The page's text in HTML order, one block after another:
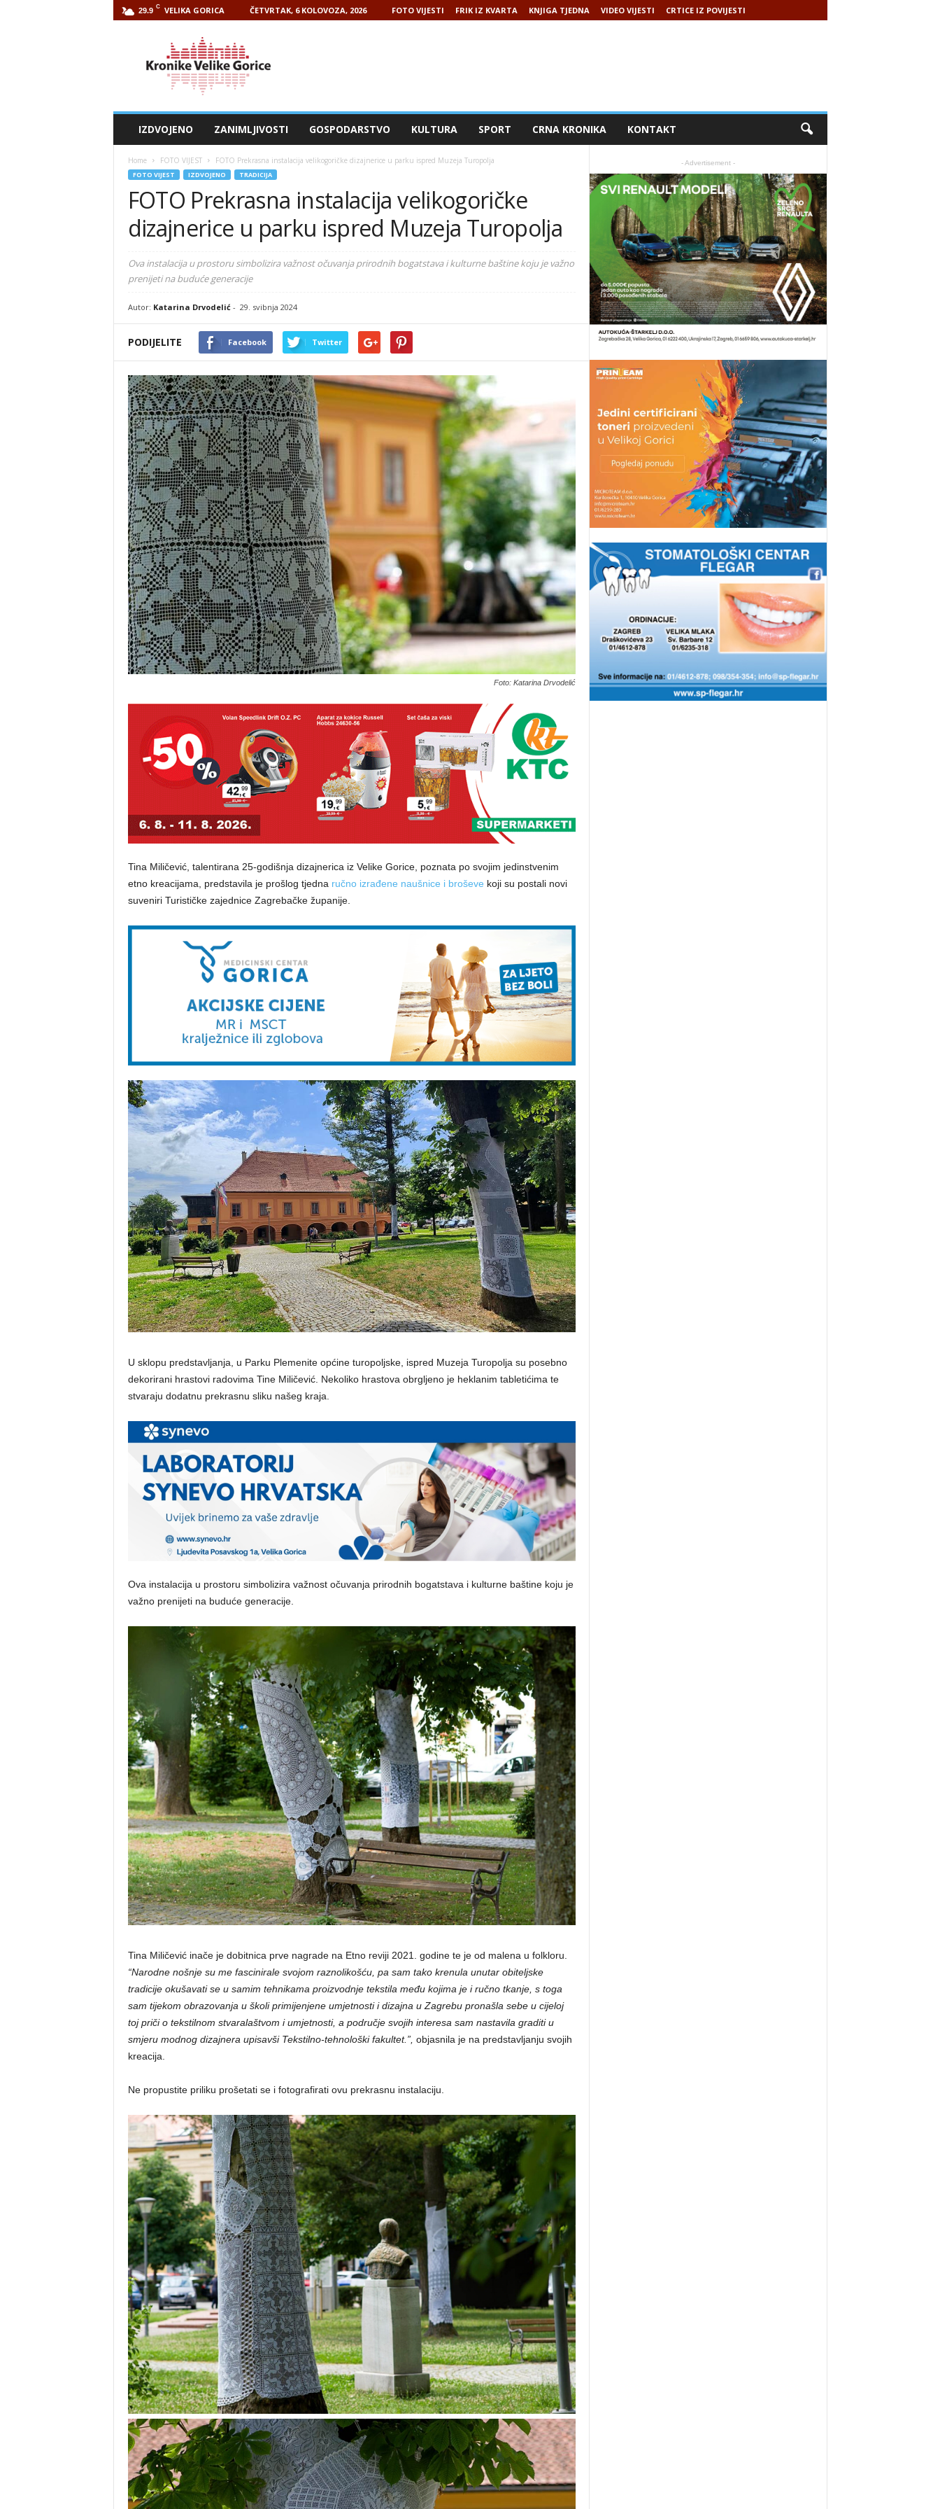
29.9 C VELIKA GORICA ČETVRTAK, 6 KOLOVOZA, 2026 FOTO VIJESTI FRIK IZ KVARTA KNJIGA TJEDNA VIDEO VIJESTI CRTICE IZ POVIJESTI
IZDVOJENO ZANIMLJIVOSTI GOSPODARSTVO KULTURA SPORT CRNA KRONIKA KONTAKT
Home FOTO VIJEST FOTO Prekrasna instalacija velikogoričke dizajnerice u parku ispred Muzeja Turopolja
FOTO VIJEST IZDVOJENO TRADICIJA
FOTO Prekrasna instalacija velikogoričke
dizajnerice u parku ispred Muzeja Turopolja
Ova instalacija u prostoru simbolizira važnost očuvanja prirodnih bogatstava i kulturne baštine koju je važno
prenijeti na buduće generacije
Autor: Katarina Drvodelić- 29. svibnja 2024
PODIJELITE Facebook Twitter
Foto: Katarina Drvodelić
Tina Miličević, talentirana 25-godišnja dizajnerica iz Velike Gorice, poznata po svojim jedinstvenim
etno kreacijama, predstavila je prošlog tjedna ručno izrađene naušnice i broševe koji su postali novi
suveniri Turističke zajednice Zagrebačke županije.
U sklopu predstavljanja, u Parku Plemenite općine turopoljske, ispred Muzeja Turopolja su posebno
dekorirani hrastovi radovima Tine Miličević. Nekoliko hrastova obrgljeno je heklanim tabletićima te
stvaraju dodatnu prekrasnu sliku našeg kraja.
Ova instalacija u prostoru simbolizira važnost očuvanja prirodnih bogatstava i kulturne baštine koju je
važno prenijeti na buduće generacije.
Tina Miličević inače je dobitnica prve nagrade na Etno reviji 2021. godine te je od malena u folkloru.
“Narodne nošnje su me fascinirale svojom raznolikošću, pa sam tako krenula unutar obiteljske
tradicije okušavati se u samim tehnikama proizvodnje tekstila među kojima je i ručno tkanje, s toga
sam tijekom obrazovanja u školi primijenjene umjetnosti i dizajna u Zagrebu pronašla sebe u cijeloj
toj priči o tekstilnom stvaralaštvom i umjetnosti, a područje svojih interesa sam nastavila graditi u
smjeru modnog dizajnera upisavši Tekstilno-tehnološki fakultet.”, objasnila je na predstavljanju svojih
kreacija.
Ne propustite priliku prošetati se i fotografirati ovu prekrasnu instalaciju.
- Advertisement -